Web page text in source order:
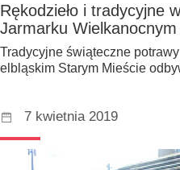
Rękodzieło i tradycyjne
Jarmarku
Tradycyjne świąteczne
elbląskim Starym Mieście
7 kwietnia 2019